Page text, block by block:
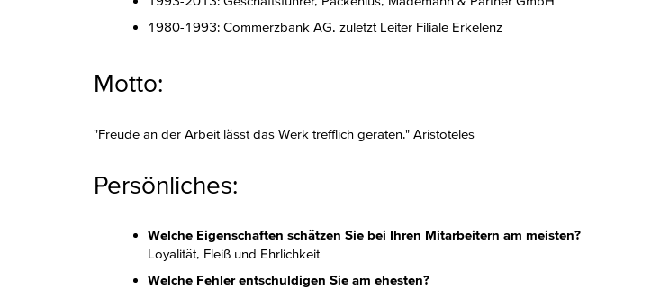
1980-1993: Commerzbank AG, zuletzt Leiter Filiale Erkelenz
Motto:
"Freude an der Arbeit lässt das Werk trefflich geraten." Aristoteles
Persönliches:
Welche Eigenschaften schätzen Sie bei Ihren Mitarbeitern am meisten?
Loyalität, Fleiß und Ehrlichkeit
Welche Fehler entschuldigen Sie am ehesten?